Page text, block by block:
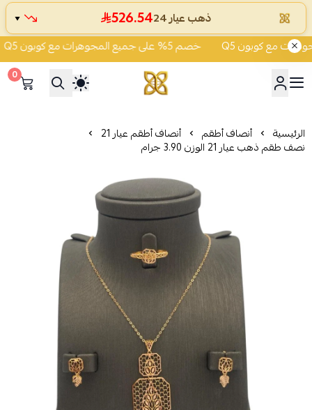
خصم 5% على جميع المجوهرات مع كوبون Q5
شركة قمة زاوية الشفاء
0
الرئيسية أنصاف أطقم أنصاف أطقم عيار 21
نصف طقم ذهب عيار 21 الوزن 3.90 جرام
ذهب عيار 24 526.54
▼